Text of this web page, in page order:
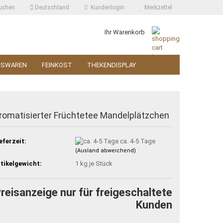
Deutschland Kundenlogin Merkzettel
Ihr Warenkorb
FEINKOST THEKENDISPLAY
Früchtetee Mandelplätzchen
ca. 4-5 Tage
(Ausland abweichend)
1 kg je Stück
nur für freigeschaltete
Kunden